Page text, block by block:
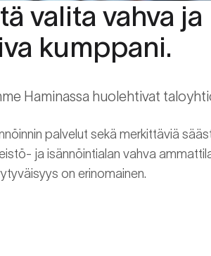
valita vahva ja
kumppani.
Haminassa huolehtivat
palvelut sekä merkittäviä
ja isännöintialan vahva
on erinomainen.